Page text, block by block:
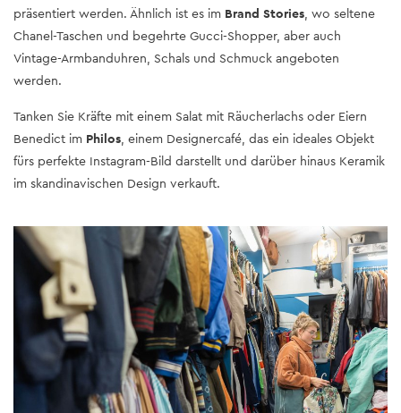
präsentiert werden. Ähnlich ist es im Brand Stories , wo seltene
Chanel-Taschen und begehrte Gucci-Shopper, aber auch
Vintage-Armbanduhren, Schals und Schmuck angeboten
werden.
Tanken Sie Kräfte mit einem Salat mit Räucherlachs oder Eiern
Benedict im Philos , einem Designercafé, das ein ideales Objekt
fürs perfekte Instagram-Bild darstellt und darüber hinaus Keramik
im skandinavischen Design verkauft.